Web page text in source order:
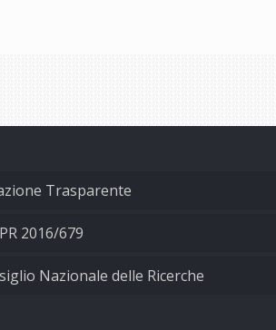
Trasparente
2016/679
Nazionale delle Ricerche